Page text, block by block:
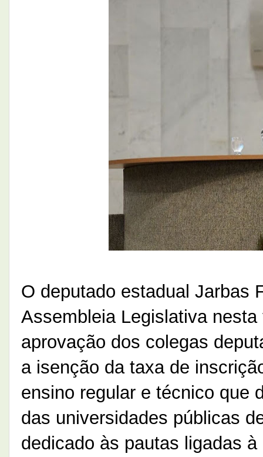
O deputado estadual Jarbas
Assembleia Legislativa
aprovação dos colegas
a isenção da taxa de
ensino regular e técnico que
das universidades públicas
dedicado às pautas ligadas